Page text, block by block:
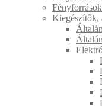
Kiegészítők,